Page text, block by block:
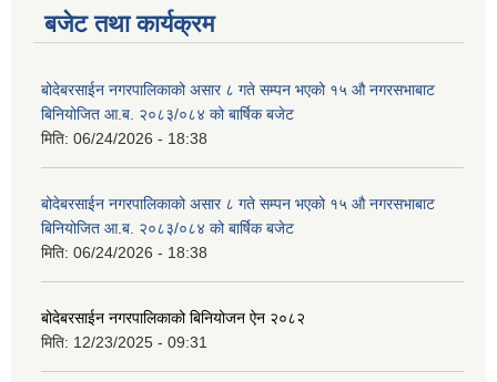
बजेट तथा कार्यक्रम
बोदेबरसाईन नगरपालिकाको असार ८ गते सम्पन भएको १५ ‍‍‍औ नगरसभाबाट
बिनियोजित आ.ब. २०८३/०८४ को बार्षिक बजेट
मिति: 06/24/2026 - 18:38
बोदेबरसाईन नगरपालिकाको असार ८ गते सम्पन भएको १५ ‍‍‍औ नगरसभाबाट
बिनियोजित आ.ब. २०८३/०८४ को बार्षिक बजेट
मिति: 06/24/2026 - 18:38
बोदेबरसाईन नगरपालिकाको बिनियोजन ऐन २०८२
मिति: 12/23/2025 - 09:31